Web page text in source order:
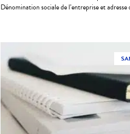
Dénomination sociale de l’entreprise et adresse